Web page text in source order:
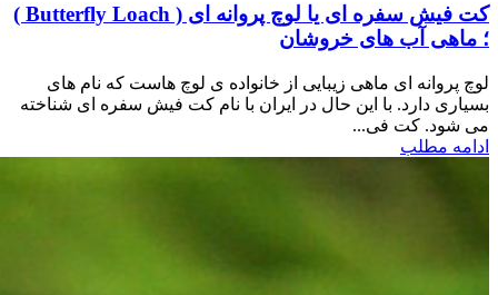
کت فیش سفره ای یا لوچ پروانه ای ( Butterfly Loach )
؛ ماهی آب های خروشان
لوچ پروانه ای ماهی زیبایی از خانواده ی لوچ هاست که نام های
بسیاری دارد. با این حال در ایران با نام کت فیش سفره ای شناخته
می شود. کت فی...
ادامه مطلب